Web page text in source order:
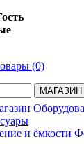
(0)
МАГАЗИН
и ёмкости